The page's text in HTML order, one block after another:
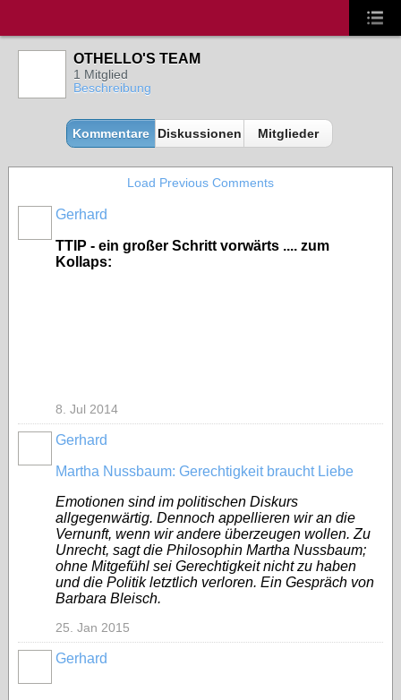
OTHELLO'S TEAM
1 Mitglied
Beschreibung
Kommentare Diskussionen Mitglieder
Load Previous Comments
Gerhard
TTIP - ein großer Schritt vorwärts .... zum
Kollaps:
8. Jul 2014
Gerhard
Martha Nussbaum: Gerechtigkeit braucht Liebe
Emotionen sind im politischen Diskurs
allgegenwärtig. Dennoch appellieren wir an die
Vernunft, wenn wir andere überzeugen wollen. Zu
Unrecht, sagt die Philosophin Martha Nussbaum;
ohne Mitgefühl sei Gerechtigkeit nicht zu haben
und die Politik letztlich verloren. Ein Gespräch von
Barbara Bleisch.
25. Jan 2015
Gerhard